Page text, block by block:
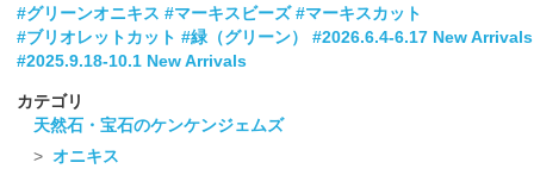
#グリーンオニキス #マーキスビーズ #マーキスカット
#ブリオレットカット #緑（グリーン）
#2026.6.4-6.17 New Arrivals
#2025.9.18-10.1 New Arrivals
カテゴリ
天然石・宝石のケンケンジェムズ
オニキス